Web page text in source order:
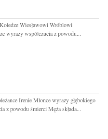
Wiesławowi Wróblowi
wyrazy współczucia z powodu...
Irenie Mlonce wyrazy głębokiego
z powodu śmierci Męża składa...